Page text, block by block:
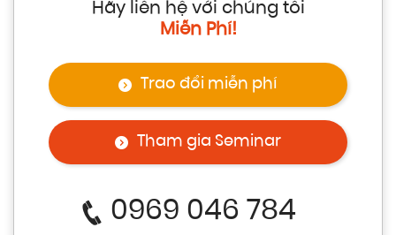
Hãy liên hệ với chúng tôi
Miễn Phí!
Trao đổi miễn phí
Tham gia Seminar
0969 046 784